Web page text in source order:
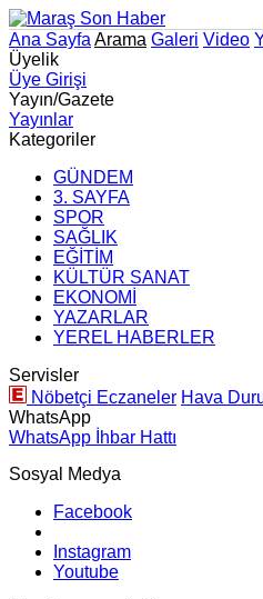
Ana Sayfa Arama Galeri Video
Üyelik
Üye Girişi
Yayın/Gazete
Yayınlar
Kategoriler
GÜNDEM
3. SAYFA
SPOR
SAĞLIK
EĞİTİM
KÜLTÜR SANAT
EKONOMİ
YAZARLAR
YEREL HABERLER
Servisler
Nöbetçi Eczaneler Hava
WhatsApp
WhatsApp İhbar Hattı
Sosyal Medya
Facebook
Instagram
Youtube